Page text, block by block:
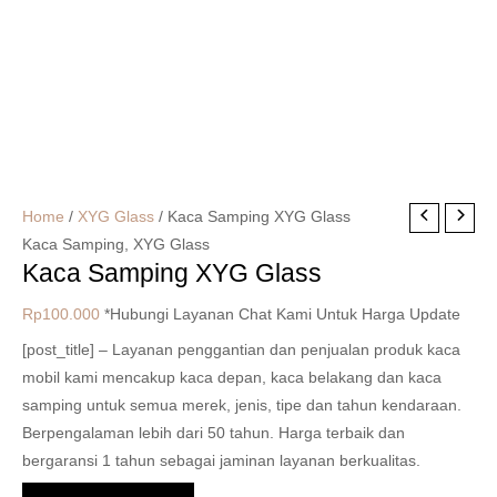
Home / XYG Glass / Kaca Samping XYG Glass
Kaca Samping, XYG Glass
Kaca Samping XYG Glass
Rp100.000 *Hubungi Layanan Chat Kami Untuk Harga Update
[post_title] – Layanan penggantian dan penjualan produk kaca
mobil kami mencakup kaca depan, kaca belakang dan kaca
samping untuk semua merek, jenis, tipe dan tahun kendaraan.
Berpengalaman lebih dari 50 tahun. Harga terbaik dan
bergaransi 1 tahun sebagai jaminan layanan berkualitas.